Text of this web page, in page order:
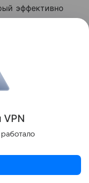
эффективно
обмен веществ.
любимые в
давление спустя
Поделиться
VPN